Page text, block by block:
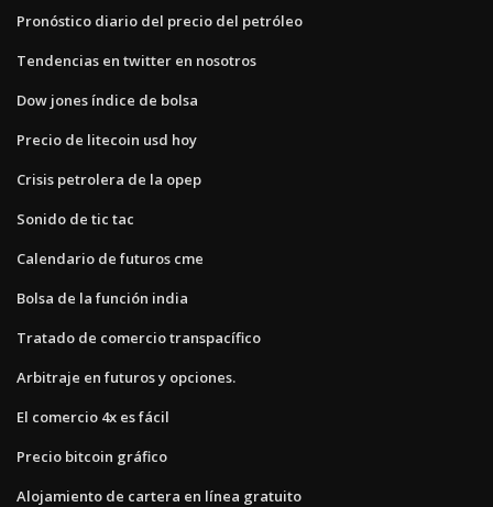
Pronóstico diario del precio del petróleo
Tendencias en twitter en nosotros
Dow jones índice de bolsa
Precio de litecoin usd hoy
Crisis petrolera de la opep
Sonido de tic tac
Calendario de futuros cme
Bolsa de la función india
Tratado de comercio transpacífico
Arbitraje en futuros y opciones.
El comercio 4x es fácil
Precio bitcoin gráfico
Alojamiento de cartera en línea gratuito